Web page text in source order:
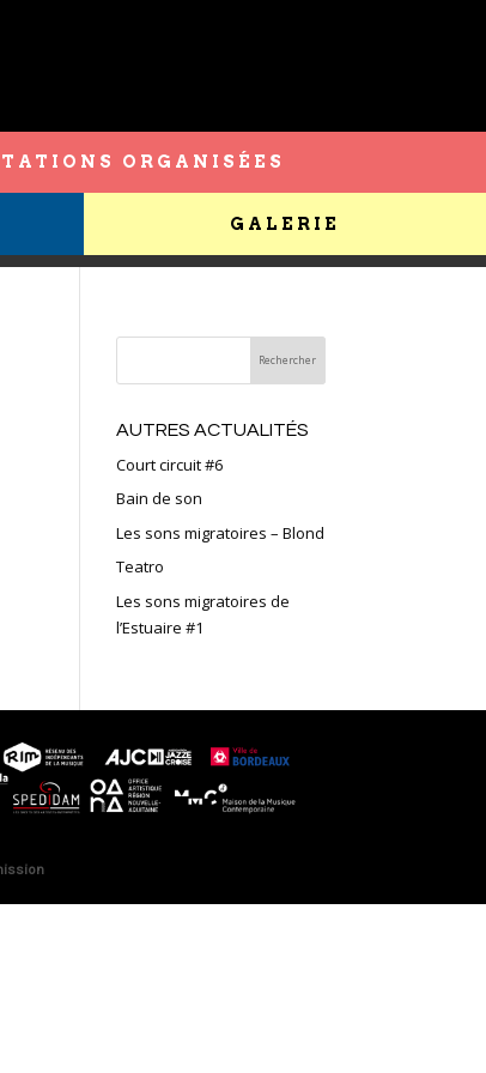
ORGANISÉES
GALERIE
AUTRES ACTUALITÉS
Court circuit #6
Bain de son
Les sons migratoires – Blond
Teatro
Les sons migratoires de
l’Estuaire #1